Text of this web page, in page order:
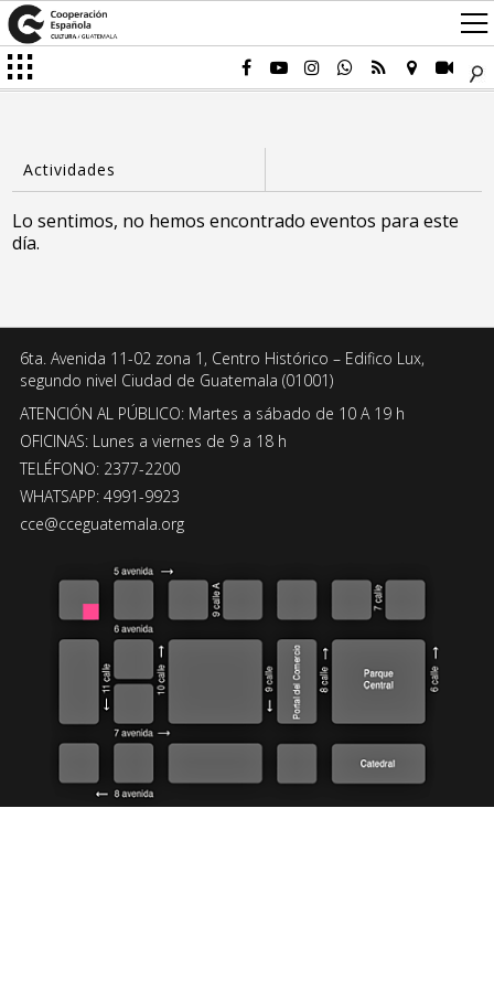
Lo sentimos, no hemos encontrado eventos para este
día.
6ta. Avenida 11-02 zona 1, Centro Histórico – Edifico Lux,
segundo nivel Ciudad de Guatemala (01001)
ATENCIÓN AL PÚBLICO: Martes a sábado de 10 A 19 h
OFICINAS: Lunes a viernes de 9 a 18 h
TELÉFONO: 2377-2200
WHATSAPP: 4991-9923
cce@cceguatemala.org